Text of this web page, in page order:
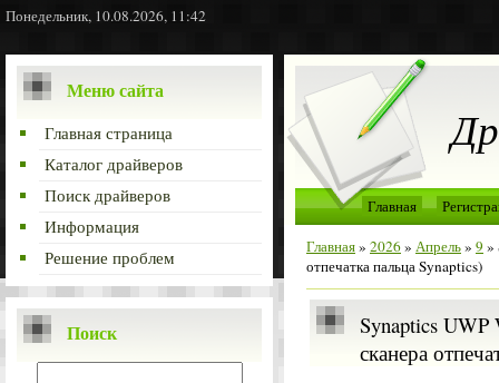
Понедельник, 10.08.2026, 11:42
Меню сайта
Главная страница
Каталог драйверов
Поиск драйверов
Информация
Решение проблем
Поиск
Главная
Главная» 2026» Апрель» 9 »
отпечатка пальца Synaptics)
Synaptics
сканера